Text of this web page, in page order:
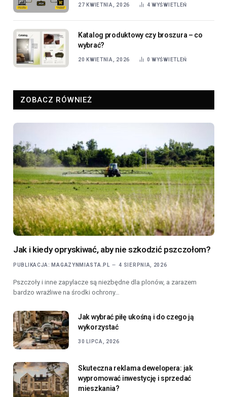
27 KWIETNIA, 2026 4WYŚWIETLEŃ
Katalog produktowy czy broszura – co
wybrać?
20 KWIETNIA, 2026 0WYŚWIETLEŃ
ZOBACZ RÓWNIEŻ
Jak i kiedy opryskiwać, aby nie szkodzić pszczołom?
PUBLIKACJA: MAGAZYNMIASTA.PL 4 SIERPNIA, 2026
Pszczoły i inne zapylacze są niezbędne dla plonów, a zarazem
bardzo wrażliwe na środki ochrony…
Jak wybrać piłę ukośną i do czego ją
wykorzystać
30 LIPCA, 2026
Skuteczna reklama dewelopera: jak
wypromować inwestycję i sprzedać
mieszkania?